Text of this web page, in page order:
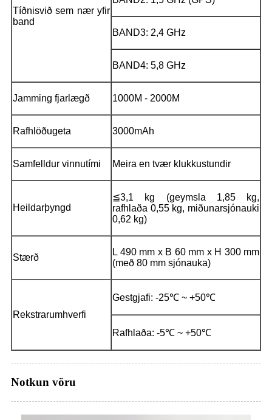
Tíðnisvið sem nær yfir
band
BAND3: 2,4 GHz
BAND4: 5,8 GHz
Jamming fjarlægð 1000M - 2000M
Rafhlöðugeta 3000mAh
Samfelldur vinnutími Meira en tvær klukkustundir
Heildarþyngd
≦3,1 kg (geymsla 1,85 kg,
rafhlaða 0,55 kg, miðunarsjónauki
0,62 kg)
Stærð
L 490 mm x B 60 mm x H 300 mm
(með 80 mm sjónauka)
Rekstrarumhverfi
Gestgjafi: -25℃ ~ +50℃
Rafhlaða: -5℃ ~ +50℃
Notkun vöru